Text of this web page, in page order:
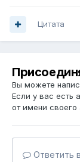
Цитата
Вы можете
Если у вас есть
от имени своего
Ответить